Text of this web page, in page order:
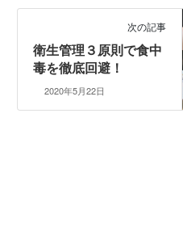
次の記事
衛生管理３原則で食中
毒を徹底回避！
2020年5月22日